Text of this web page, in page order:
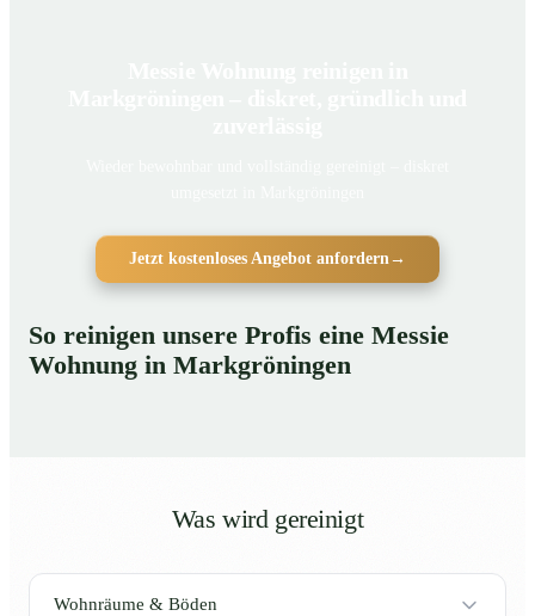
Jetzt kostenloses Angebot anfordern →
So reinigen unsere Profis eine Messie
Wohnung in Markgröningen
Was wird gereinigt
Wohnräume & Böden